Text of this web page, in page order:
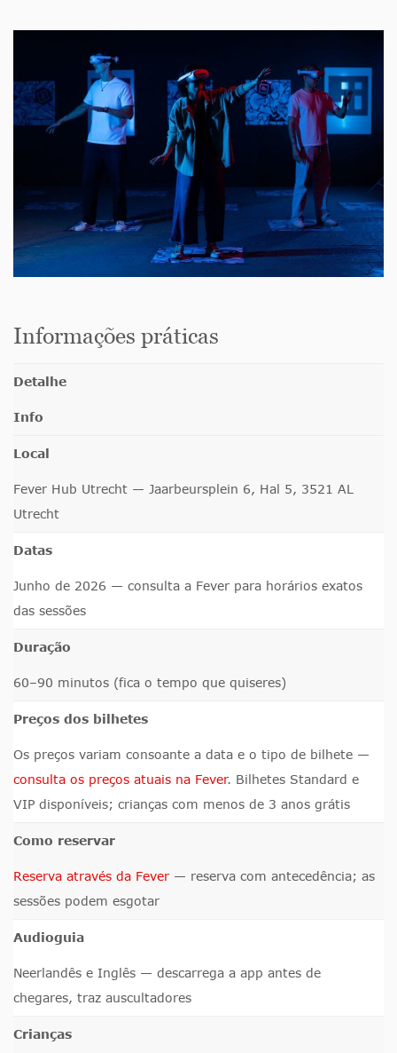
Informações práticas
Detalhe
Info
Local
Fever Hub Utrecht — Jaarbeursplein 6, Hal 5, 3521 AL
Utrecht
Datas
Junho de 2026 — consulta a Fever para horários exatos
das sessões
Duração
60–90 minutos (fica o tempo que quiseres)
Preços dos bilhetes
Os preços variam consoante a data e o tipo de bilhete —
consulta os preços atuais na Fever. Bilhetes Standard e
VIP disponíveis; crianças com menos de 3 anos grátis
Como reservar
Reserva através da Fever — reserva com antecedência; as
sessões podem esgotar
Audioguia
Neerlandês e Inglês — descarrega a app antes de
chegares, traz auscultadores
Crianças